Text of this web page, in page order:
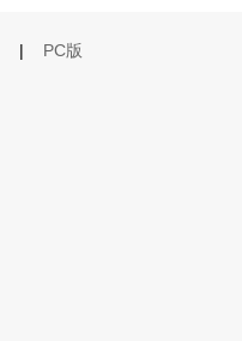
| PC版